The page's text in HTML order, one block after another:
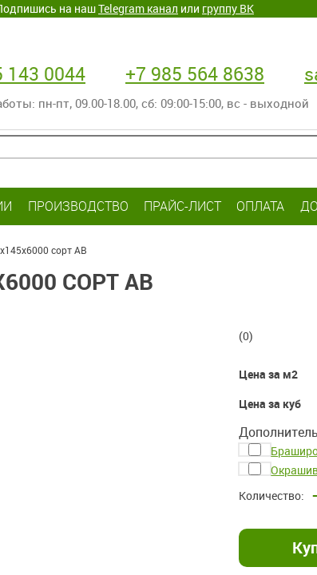
на нашTelegram канал или группу ВК
143 0044 +7 985 564 8638
пн-пт‚ 09.00-18.00, сб: 09:00-15:00, вс - выходной
ПРОИЗВОДСТВО ПРАЙС-ЛИСТ ОПЛАТА
сорт АВ
СОРТ АВ
(0)
Цена за м2
Цена за куб